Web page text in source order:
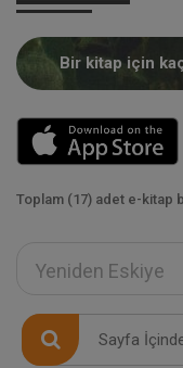
Bir kitap için
Toplam (17) adet e-kitap
Yeniden Eskiye